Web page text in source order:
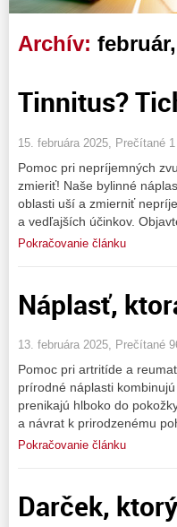
Archív:
Tinnitus?
15. februára 2025, Prečítané 1
Pomoc pri nepríjemných
zmieriť! Naše bylinné
oblasti uší a zmierniť
a vedľajších účinkov.
Pokračovanie článku
Náplasť,
13. februára 2025, Prečítané
Pomoc pri artritíde a
prírodné náplasti
prenikajú hlboko do
a návrat k prirodzenému
Pokračovanie článku
Darček,